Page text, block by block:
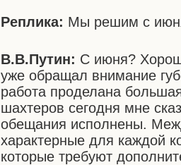
Реплика: Мы решим с
В.В.Путин: С июня?
уже обращал внимание
работа проделана
шахтеров сегодня мне
обещания исполнены.
характерные для каждой
которые требуют